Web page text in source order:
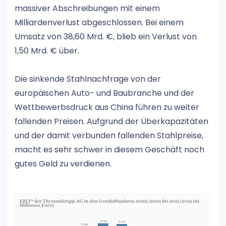
massiver Abschreibungen mit einem
Milliardenverlust abgeschlossen. Bei einem
Umsatz von 38,60 Mrd. €, blieb ein Verlust von
1,50 Mrd. € über.
Die sinkende Stahlnachfrage von der
europäischen Auto- und Baubranche und der
Wettbewerbsdruck aus China führen zu weiter
fallenden Preisen. Aufgrund der Überkapazitäten
und der damit verbunden fallenden Stahlpreise,
macht es sehr schwer in diesem Geschäft noch
gutes Geld zu verdienen.